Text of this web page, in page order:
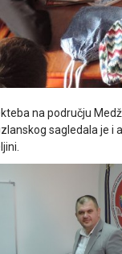
na području
sagledala je